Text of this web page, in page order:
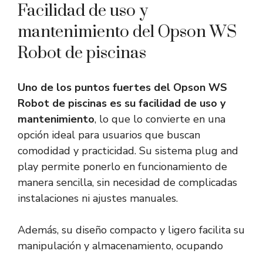
Facilidad de uso y
mantenimiento del Opson WS
Robot de piscinas
Uno de los puntos fuertes del Opson WS
Robot de piscinas es su facilidad de uso y
mantenimiento, lo que lo convierte en una
opción ideal para usuarios que buscan
comodidad y practicidad. Su sistema plug and
play permite ponerlo en funcionamiento de
manera sencilla, sin necesidad de complicadas
instalaciones ni ajustes manuales.
Además, su diseño compacto y ligero facilita su
manipulación y almacenamiento, ocupando